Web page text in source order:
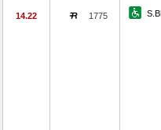
14.22 1775